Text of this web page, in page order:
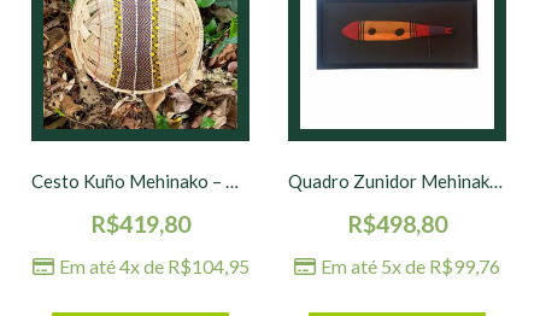
Cesto Kuño Mehinako – PR+AM – 46 x 40 x 13 cm
R$419,80
Em até 4x de R$104,95
Quadro Zunidor Mehinako – 64 x 30 cm
R$498,80
Em até 5x de R$99,76